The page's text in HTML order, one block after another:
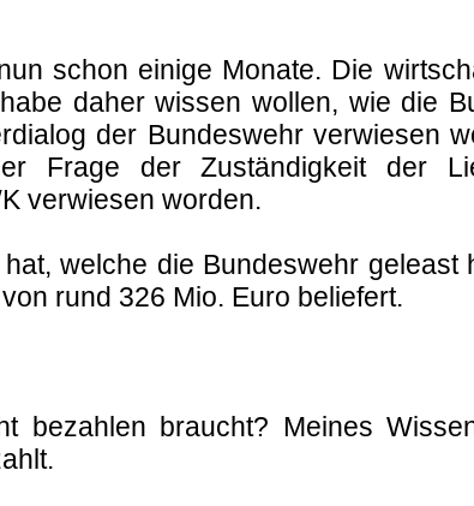
schon einige Monate. Die
daher wissen wollen, wie die
der Bundeswehr verwiesen
Frage der Zuständigkeit der
verwiesen worden.
welche die Bundeswehr geleast
rund 326 Mio. Euro beliefert.
bezahlen braucht? Meines